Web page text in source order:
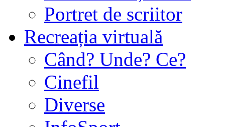
Portret de scriitor
Recreația virtuală
Când? Unde? Ce?
Cinefil
Diverse